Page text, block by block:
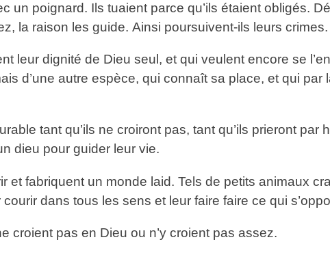
un poignard. Ils tuaient parce qu’ils étaient obligés.
la raison les guide. Ainsi poursuivent-ils leurs crimes.
dignité de Dieu seul, et qui veulent encore se
d’une autre espèce, qui connaît sa place, et qui par
tant qu’ils ne croiront pas, tant qu’ils prieront par
dieu pour guider leur vie.
fabriquent un monde laid. Tels de petits animaux
dans tous les sens et leur faire faire ce qui
croient pas en Dieu ou n’y croient pas assez.